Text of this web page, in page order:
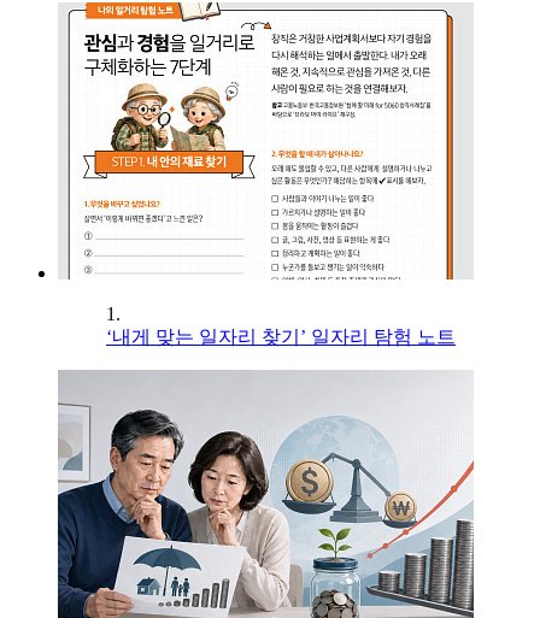
1.
‘내게 맞는 일자리 찾기’ 일자리 탐험 노트